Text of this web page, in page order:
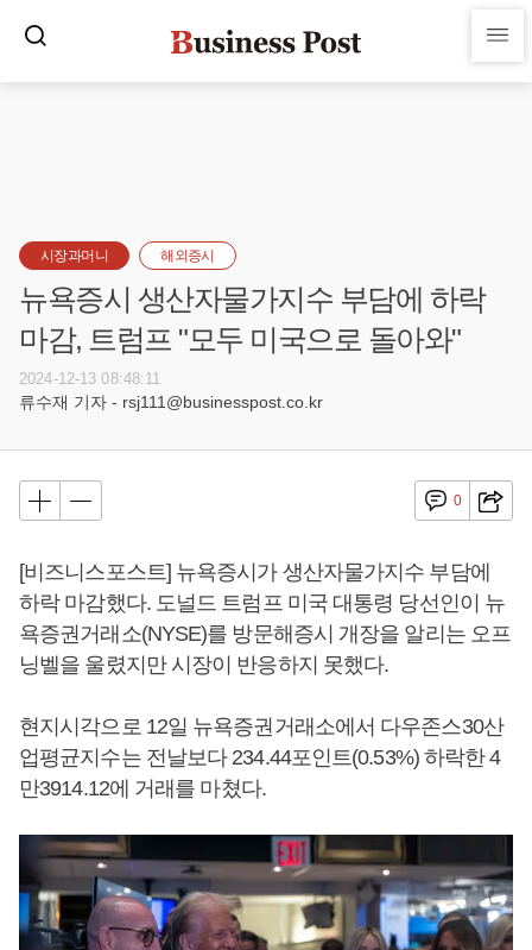
시장과머니 해외증시
뉴욕증시 생산자물가지수 부담에 하락
마감, 트럼프 "모두 미국으로 돌아와"
2024-12-13 08:48:11
류수재 기자 - rsj111@businesspost.co.kr
0
[비즈니스포스트] 뉴욕증시가 생산자물가지수 부담에
하락 마감했다. 도널드 트럼프 미국 대통령 당선인이 뉴
욕증권거래소(NYSE)를 방문해증시 개장을 알리는 오프
닝벨을 울렸지만 시장이 반응하지 못했다.
현지시각으로 12일 뉴욕증권거래소에서 다우존스30산
업평균지수는 전날보다 234.44포인트(0.53%) 하락한 4
만3914.12에 거래를 마쳤다.